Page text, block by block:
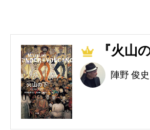
1 『火山
陣野 俊史